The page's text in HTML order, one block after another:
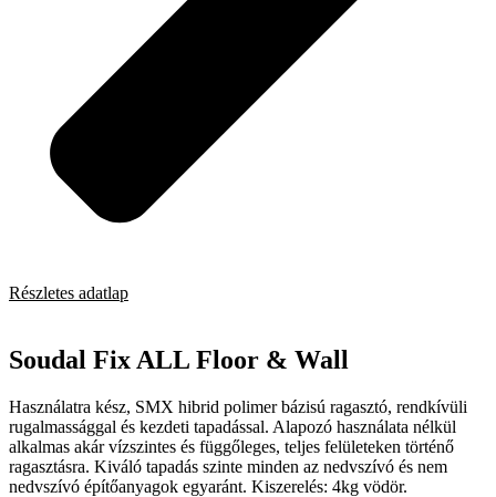
Részletes adatlap
Soudal Fix ALL Floor & Wall
Használatra kész, SMX hibrid polimer bázisú ragasztó, rendkívüli
rugalmassággal és kezdeti tapadással. Alapozó használata nélkül
alkalmas akár vízszintes és függőleges, teljes felületeken történő
ragasztásra. Kiváló tapadás szinte minden az nedvszívó és nem
nedvszívó építőanyagok egyaránt. Kiszerelés: 4kg vödör.